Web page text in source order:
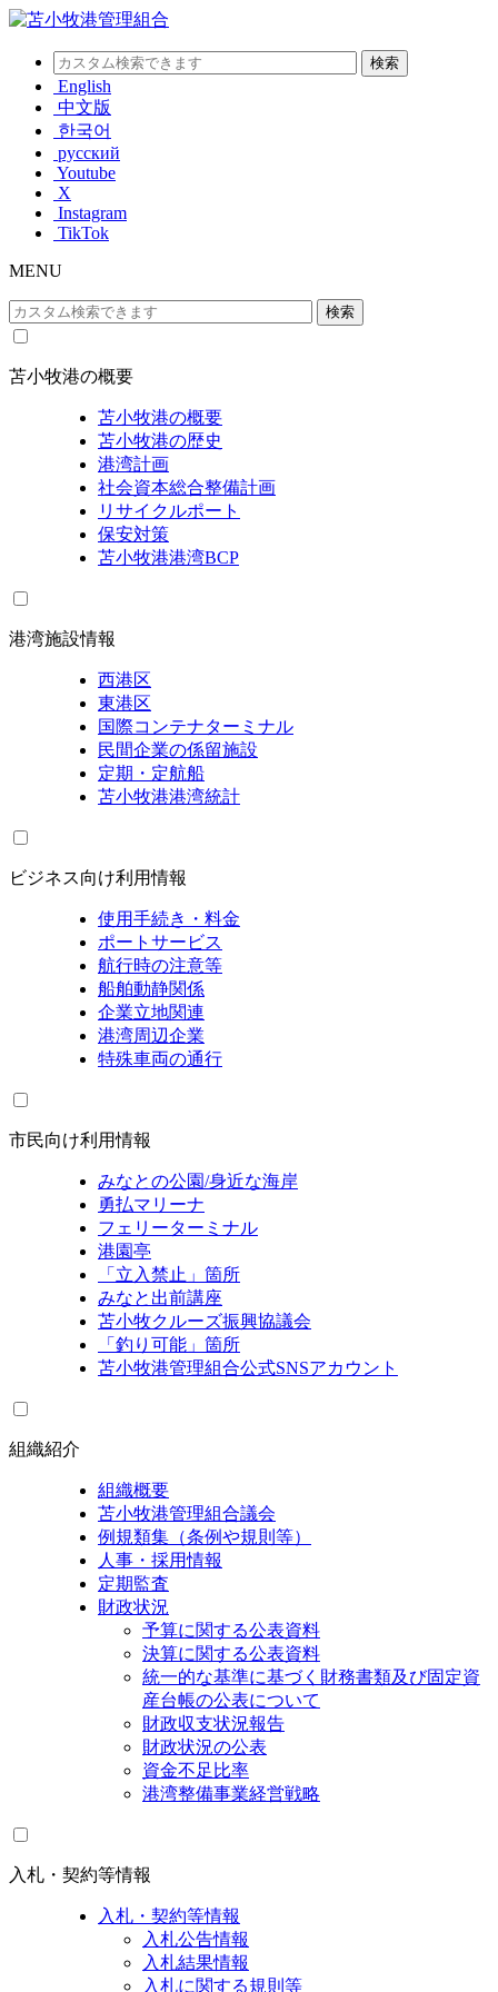
English
中文版
한국어
русский
Youtube
X
Instagram
TikTok
MENU
苫小牧港の概要
苫小牧港の概要
苫小牧港の歴史
港湾計画
社会資本総合整備計画
リサイクルポート
保安対策
苫小牧港港湾BCP
港湾施設情報
西港区
東港区
国際コンテナターミナル
民間企業の係留施設
定期・定航船
苫小牧港港湾統計
ビジネス向け利用情報
使用手続き・料金
ポートサービス
航行時の注意等
船舶動静関係
企業立地関連
港湾周辺企業
特殊車両の通行
市民向け利用情報
みなとの公園/身近な海岸
勇払マリーナ
フェリーターミナル
港園亭
「立入禁止」箇所
みなと出前講座
苫小牧クルーズ振興協議会
「釣り可能」箇所
苫小牧港管理組合公式SNSアカウント
組織紹介
組織概要
苫小牧港管理組合議会
例規類集（条例や規則等）
人事・採用情報
定期監査
財政状況
予算に関する公表資料
決算に関する公表資料
統一的な基準に基づく財務書類及び固定資
産台帳の公表について
財政収支状況報告
財政状況の公表
資金不足比率
港湾整備事業経営戦略
入札・契約等情報
入札・契約等情報
入札公告情報
入札結果情報
入札に関する規則等